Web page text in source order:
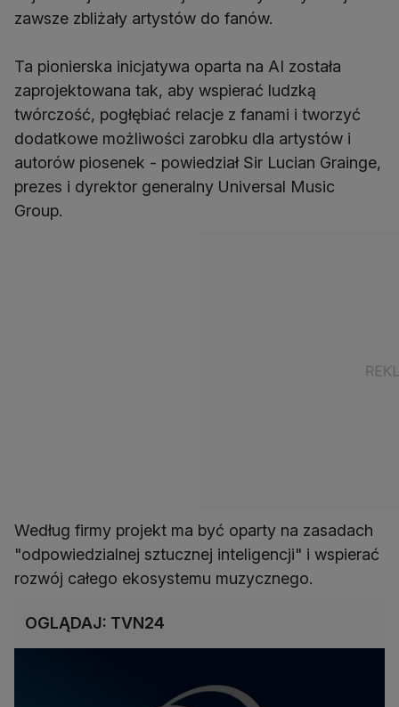
zawsze zbliżały artystów do fanów.
Ta pionierska inicjatywa oparta na AI została
zaprojektowana tak, aby wspierać ludzką
twórczość, pogłębiać relacje z fanami i tworzyć
dodatkowe możliwości zarobku dla artystów i
autorów piosenek - powiedział Sir Lucian Grainge,
prezes i dyrektor generalny Universal Music
Group.
Według firmy projekt ma być oparty na zasadach
"odpowiedzialnej sztucznej inteligencji" i wspierać
rozwój całego ekosystemu muzycznego.
OGLĄDAJ: TVN24